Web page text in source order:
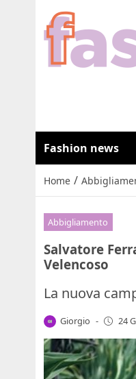
Fashion news
Home /
Abbigliamento
Salvatore
Velencoso
La nuova
Giorgio - 24